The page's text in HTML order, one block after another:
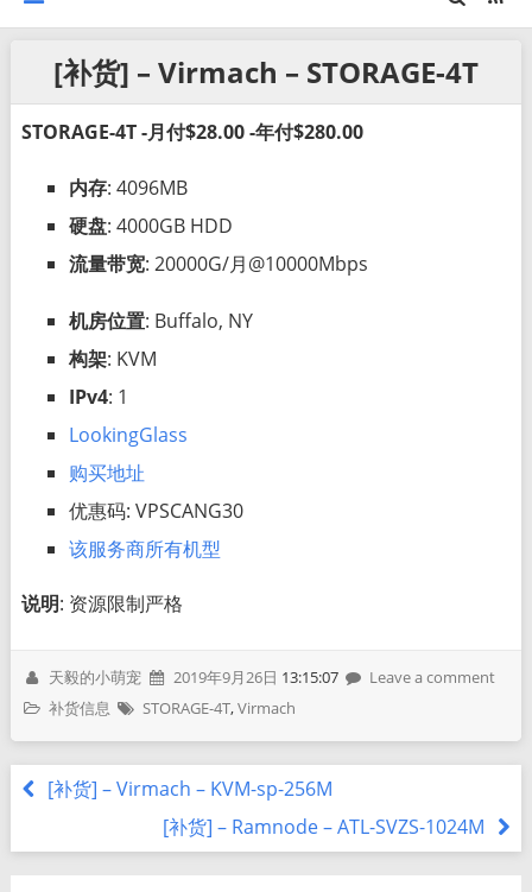
[补货] – Virmach – STORAGE-4T
STORAGE-4T -月付$28.00 -年付$280.00
内存: 4096MB
硬盘: 4000GB HDD
流量带宽: 20000G/月@10000Mbps
机房位置: Buffalo, NY
构架: KVM
IPv4: 1
LookingGlass
购买地址
优惠码: VPSCANG30
该服务商所有机型
说明: 资源限制严格
天毅的小萌宠 2019年9月26日 13:15:07
Leave a comment
补货信息
STORAGE-4T,Virmach
[补货] – Virmach – KVM-sp-256M
[补货] – Ramnode – ATL-SVZS-1024M